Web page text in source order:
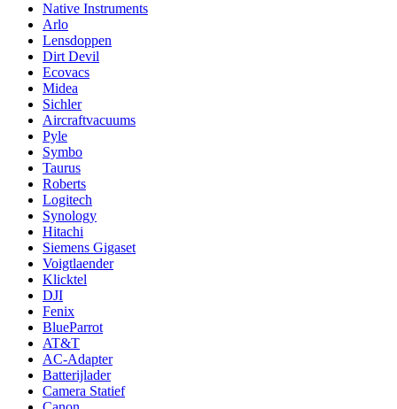
Native Instruments
Arlo
Lensdoppen
Dirt Devil
Ecovacs
Midea
Sichler
Aircraftvacuums
Pyle
Symbo
Taurus
Roberts
Logitech
Synology
Hitachi
Siemens Gigaset
Voigtlaender
Klicktel
DJI
Fenix
BlueParrot
AT&T
AC-Adapter
Batterijlader
Camera Statief